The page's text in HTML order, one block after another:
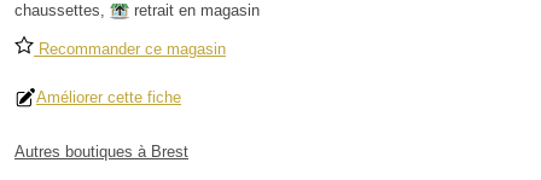
chaussettes, retrait en magasin
Recommander ce magasin
Améliorer cette fiche
Autres boutiques à Brest